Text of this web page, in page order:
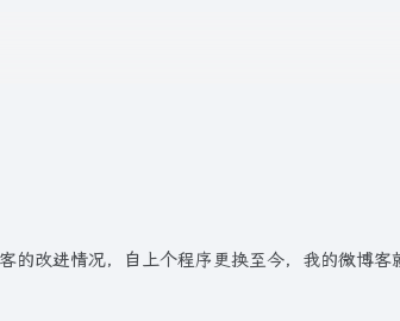
改进情况，自上个程序更换至今，我的微博客